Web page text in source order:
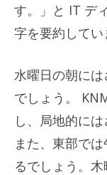
す。」と IT デ
字を要約してい
水曜日の朝に
でしょう。
し、局地的に
また、東部で
るでしょう。